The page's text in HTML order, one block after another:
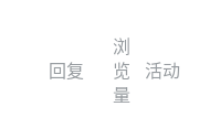
回复
浏
览
量
活动